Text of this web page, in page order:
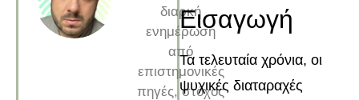
διαρκή
ενημέρωση
από
επιστημονικές
πηγές, στόχος
Εισαγωγή
Τα τελευταία χρόνια, οι
ψυχικές διαταραχές